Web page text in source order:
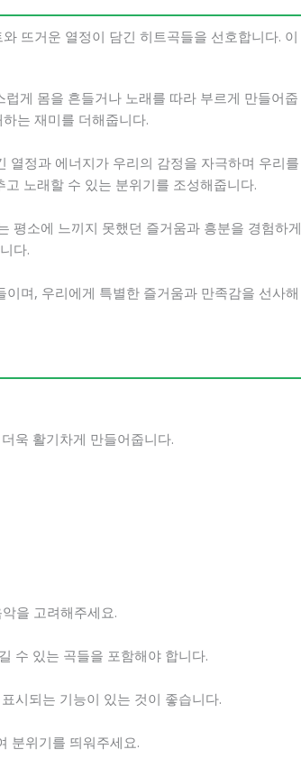
뜨거운 열정이 담긴 히트곡들을 선호합니다. 이
게 몸을 흔들거나 노래를 따라 부르게 만들어줍
는 재미를 더해줍니다.
열정과 에너지가 우리의 감정을 자극하며 우리를
노래할 수 있는 분위기를 조성해줍니다.
평소에 느끼지 못했던 즐거움과 흥분을 경험하게
다.
며, 우리에게 특별한 즐거움과 만족감을 선사해
욱 활기차게 만들어줍니다.
을 고려해주세요.
수 있는 곡들을 포함해야 합니다.
시되는 기능이 있는 것이 좋습니다.
분위기를 띄워주세요.